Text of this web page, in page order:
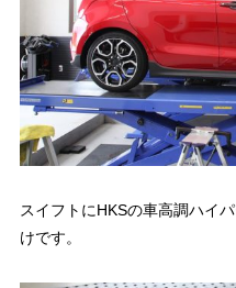
スイフトにHKSの車高調ハイ
けです。